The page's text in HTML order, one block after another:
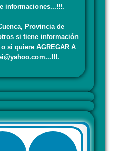
informaciones...!!!.
Provincia de
si tiene información
si quiere AGREGAR A